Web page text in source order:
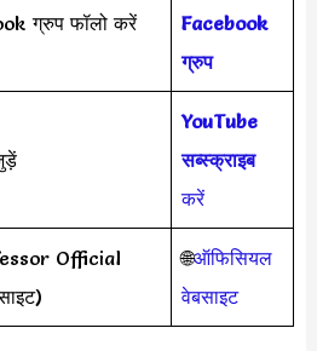
ग्रुप फॉलो करें
Facebook
ग्रुप
YouTube
सब्स्क्राइब
करें
Official
🌐ऑफिसियल
वेबसाइट